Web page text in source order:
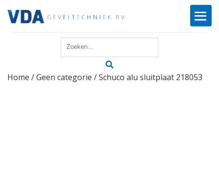
Reparatie
Home /Geen categorie / Schuco alu sluitplaat 218053